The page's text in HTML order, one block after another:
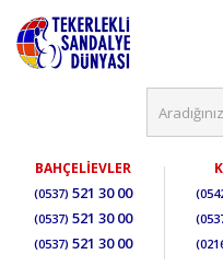
BAHÇELİEVLER
(0537) 521 30 00
(0537) 521 30 00
(0537) 521 30 00